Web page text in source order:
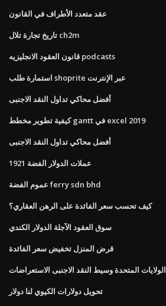
عقد متعدد الأطراف في القانون
تاريخ تجارة تلال ch2m
قانون العقود الانجليزيه podcasts
استمارة طلب shoprite عبر الإنترنت
أفضل محاكي تداول النقد الاجنبى
كيفية تطوير مخطط gantt في excel 2019
أفضل محاكي تداول النقد الاجنبى
عملات الدولار الفضة 1921
عموم الفضة ferry sdn bhd
كيف تحسب سعر الفائدة على الرهن العقاري؟
سوق العقود الآجلة الدولار الكندي
قرض المنزل تخفيض سعر الفائدة
الولايات المتحدة وسيط النقد الاجنبى الاستعراضات
تحويل دولارات الكيوي لنا دولار